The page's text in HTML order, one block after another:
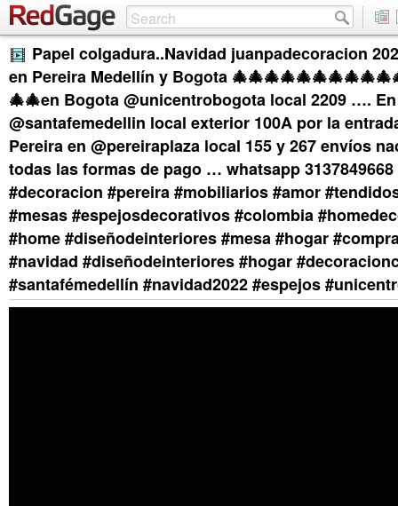
Papel colgadura..Navidad juanpadecoracion
en Pereira Medellín y Bogota
🎄🎄en Bogota @unicentrobogota local 2209 ….
@santafemedellin local exterior 100A por la
Pereira en @pereiraplaza local 155 y 267 envíos
todas las formas de pago … whatsapp
#decoracion #pereira #mobiliarios #amor
#mesas #espejosdecorativos #colombia
#home #diseñodeinteriores #mesa #hogar
#navidad #diseñodeinteriores #hogar
#santafémedellín #navidad2022 #espejos